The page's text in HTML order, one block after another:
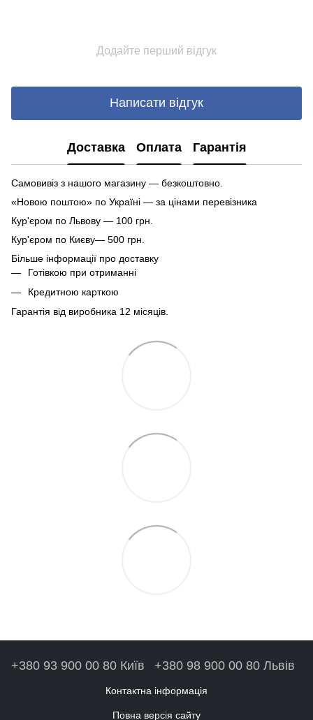
Додайте перший відгук
Написати відгук
Доставка Оплата Гарантія
Самовивіз з нашого магазину — безкоштовно.
«Новою поштою» по Україні — за цінами перевізника
Кур'єром по Львову — 100 грн.
Кур'єром по Києву— 500 грн.
Більше інформації про доставку
Готівкою при отриманні
Кредитною карткою
Гарантія від виробника 12 місяців.
+380 93 900 00 80 Київ +380 98 900 00 80 Львів
Контактна інформація
Повна версія сайту